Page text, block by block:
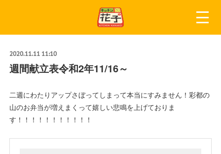
2020.11.11 11:10
週間献立表令和2年11/16～
二週にわたりアップさぼってしまって本当にすみません！彩都の
山のお弁当が増えまくって嬉しい悲鳴を上げておりま
す！！！！！！！！！！！